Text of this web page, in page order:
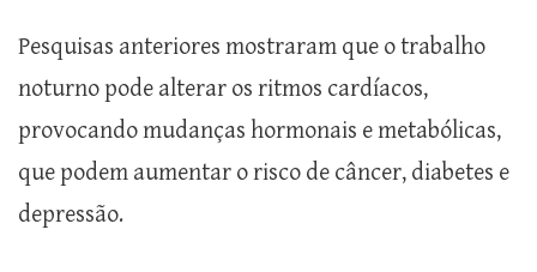
Pesquisas anteriores mostraram que o trabalho
noturno pode alterar os ritmos cardíacos,
provocando mudanças hormonais e metabólicas,
que podem aumentar o risco de câncer, diabetes e
depressão.